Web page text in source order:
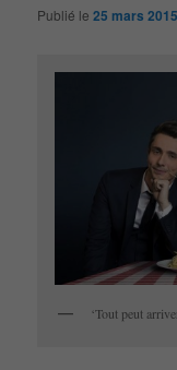
Publié le25 mars 2015
‘Tout peut